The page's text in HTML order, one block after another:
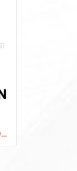
TW-3 รอกแขวนแบบสปริง ยกได้ 1.0-3.0 กก. ระยะยก 1.3 ม. "TIGON" มาตรฐานสากลจากประเทศเกาหลี